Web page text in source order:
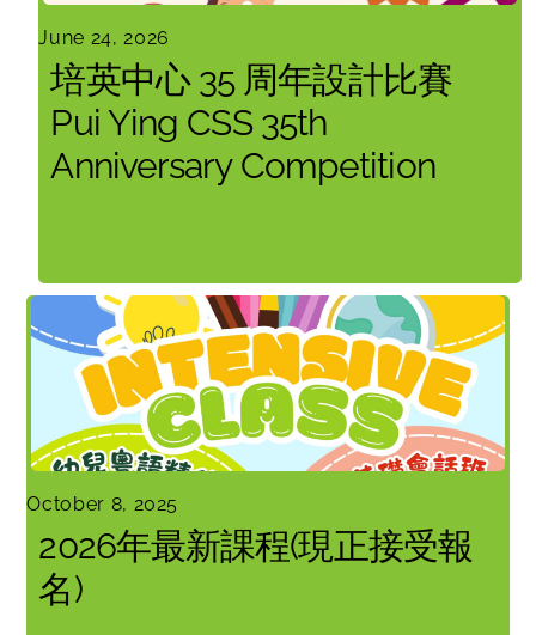
June 24, 2026
培英中心 35 周年設計比賽
Pui Ying CSS 35th
Anniversary Competition
October 8, 2025
2026年最新課程(現正接受報
名)